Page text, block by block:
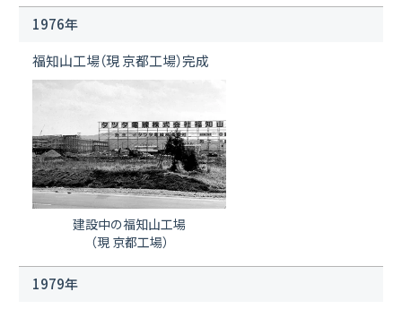
1976年
福知山工場（現 京都工場）完成
建設中の福知山工場
（現 京都工場）
1979年